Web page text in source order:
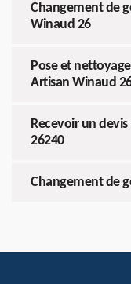
Changement de
Winaud 26
Pose et
Artisan Winaud
Recevoir un
26240
Changement de